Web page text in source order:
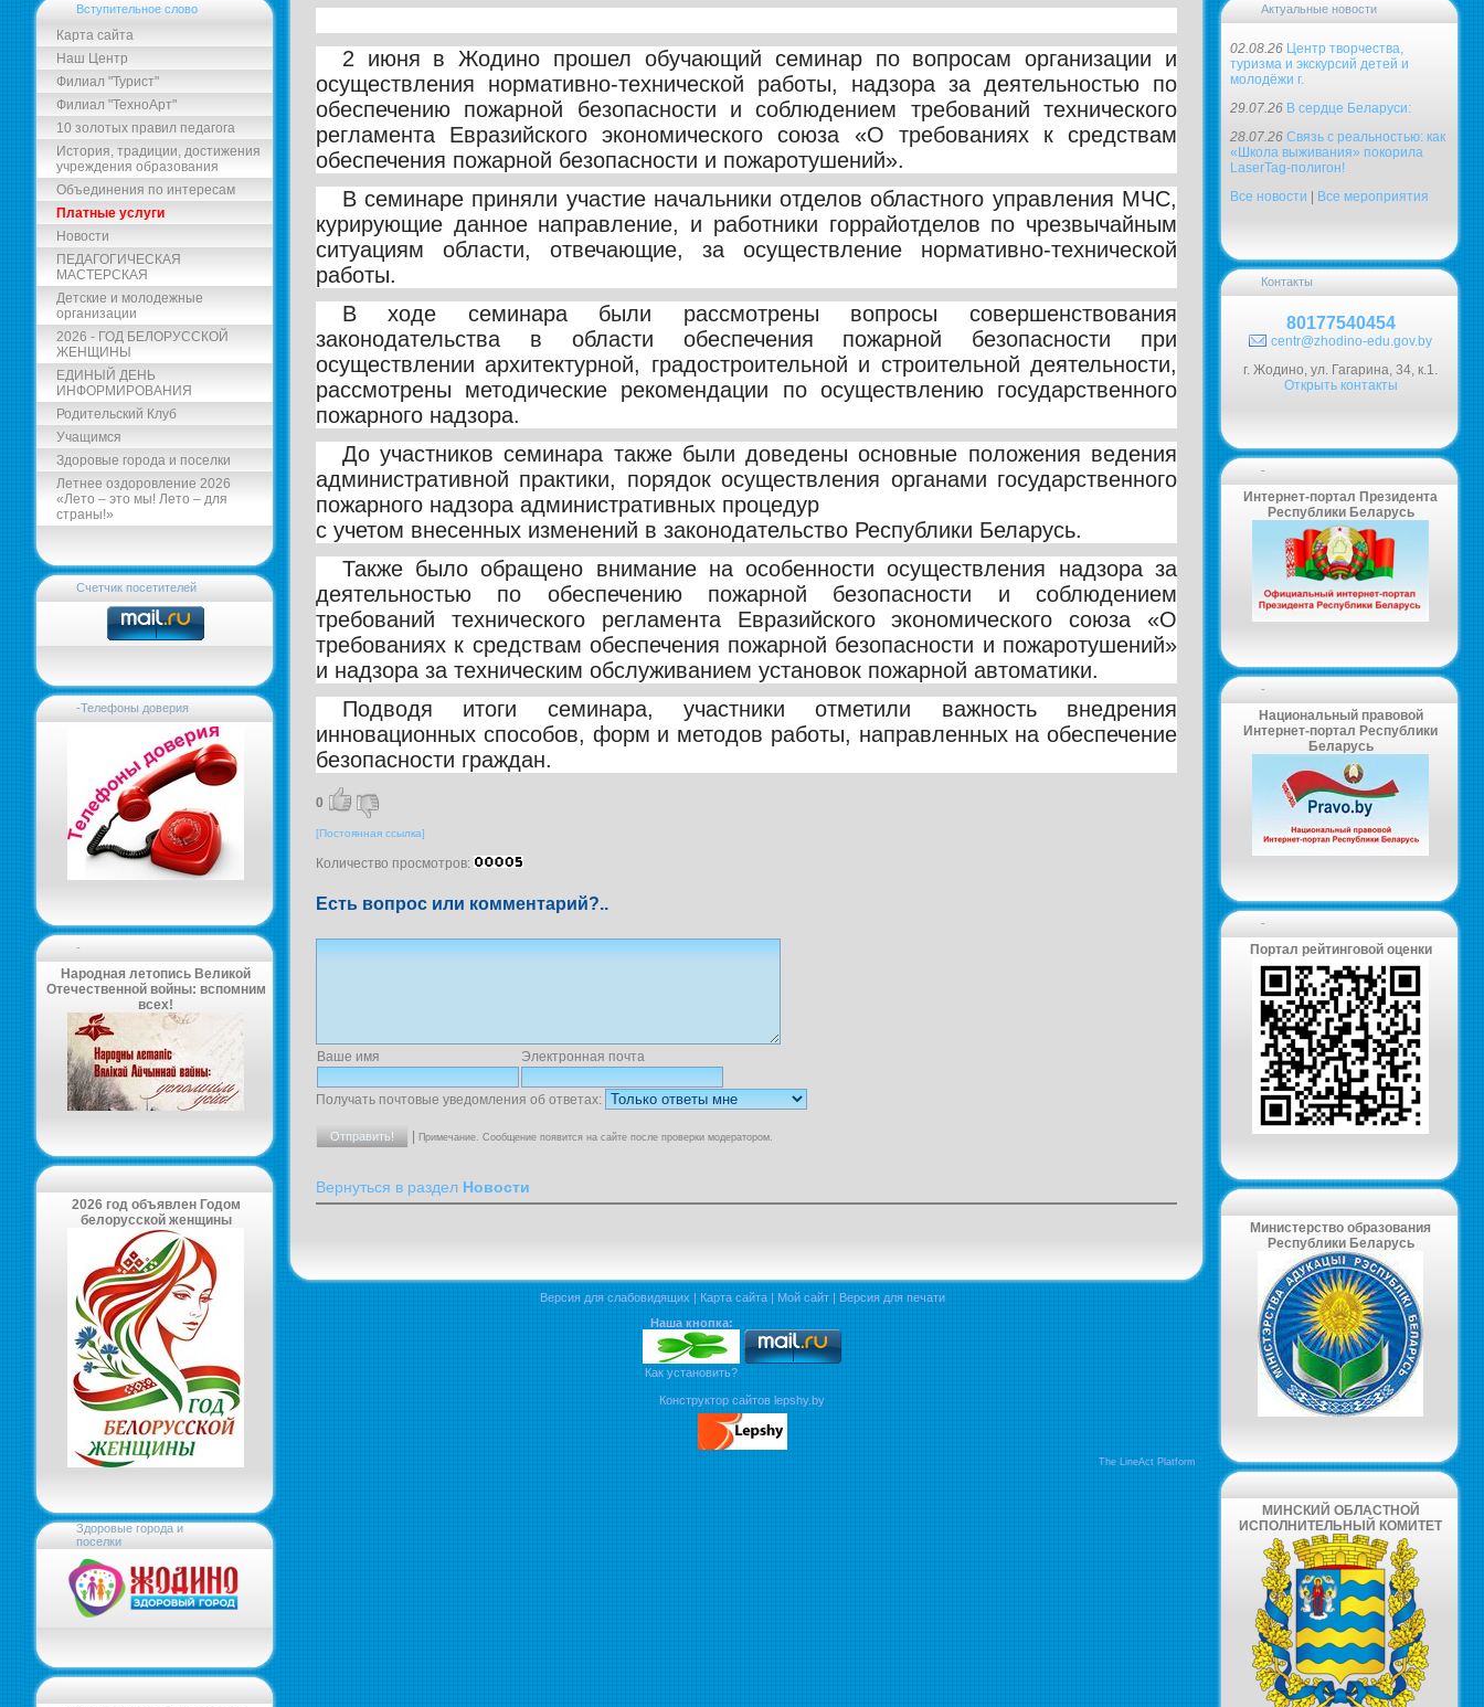
Вступительное слово
Карта сайта
Наш Центр
Филиал "Турист"
Филиал "ТехноАрт"
10 золотых правил педагога
История, традиции, достижения
учреждения образования
Объединения по интересам
Платные услуги
Новости
ПЕДАГОГИЧЕСКАЯ
МАСТЕРСКАЯ
Детские и молодежные
организации
2026 - ГОД БЕЛОРУССКОЙ
ЖЕНЩИНЫ
ЕДИНЫЙ ДЕНЬ
ИНФОРМИРОВАНИЯ
Родительский Клуб
Учащимся
Здоровые города и поселки
Летнее оздоровление 2026
«Лето – это мы! Лето – для
страны!»
Счетчик посетителей
-Телефоны доверия
-
Народная летопись Великой
Отечественной войны: вспомним
всех!
2026 год объявлен Годом
белорусской женщины
Здоровые города и
поселки
2 июня в Жодино прошел обучающий семинар по вопросам организации и
осуществления нормативно-технической работы, надзора за деятельностью по
обеспечению пожарной безопасности и соблюдением требований технического
регламента Евразийского экономического союза «О требованиях к средствам
обеспечения пожарной безопасности и пожаротушений».
В семинаре приняли участие начальники отделов областного управления МЧС,
курирующие данное направление, и работники горрайотделов по чрезвычайным
ситуациям области, отвечающие, за осуществление нормативно-технической
работы.
В ходе семинара были рассмотрены вопросы совершенствования
законодательства в области обеспечения пожарной безопасности при
осуществлении архитектурной, градостроительной и строительной деятельности,
рассмотрены методические рекомендации по осуществлению государственного
пожарного надзора.
До участников семинара также были доведены основные положения ведения
административной практики, порядок осуществления органами государственного
пожарного надзора административных процедур
с учетом внесенных изменений в законодательство Республики Беларусь.
Также было обращено внимание на особенности осуществления надзора за
деятельностью по обеспечению пожарной безопасности и соблюдением
требований технического регламента Евразийского экономического союза «О
требованиях к средствам обеспечения пожарной безопасности и пожаротушений»
и надзора за техническим обслуживанием установок пожарной автоматики.
Подводя итоги семинара, участники отметили важность внедрения
инновационных способов, форм и методов работы, направленных на обеспечение
безопасности граждан.
0
[Постоянная ссылка]
Количество просмотров:
Есть вопрос или комментарий?..
Ваше имя Электронная почта
Получать почтовые уведомления об ответах:
| Примечание. Сообщение появится на сайте после проверки модератором.
Вернуться в раздел Новости
Версия для слабовидящих | Карта сайта | Мой сайт | Версия для печати
Наша кнопка:
Как установить?
Конструктор сайтов lepshy.by
The LineAct Platform
Актуальные новости
02.08.26 Центр творчества,
туризма и экскурсий детей и
молодёжи г.
29.07.26 В сердце Беларуси:
28.07.26 Связь с реальностью: как
«Школа выживания» покорила
LaserTag-полигон!
Все новости
Все мероприятия
Контакты
80177540454
centr@zhodino-edu.gov.by
г. Жодино, ул. Гагарина, 34, к.1.
Открыть контакты
-
Интернет-портал Президента
Республики Беларусь
-
Национальный правовой
Интернет-портал Республики
Беларусь
-
Портал рейтинговой оценки
Министерство образования
Республики Беларусь
МИНСКИЙ ОБЛАСТНОЙ
ИСПОЛНИТЕЛЬНЫЙ КОМИТЕТ